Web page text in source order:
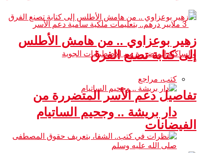
تفاصيل دعم الأسر المتضررة من
الفيضانات
زهير بوعزاوي .. من هامش الأطلس
إلى كتابة تصنع الفرق
كتب، مراجع
دار بريشة .. وجحيم الساتيام